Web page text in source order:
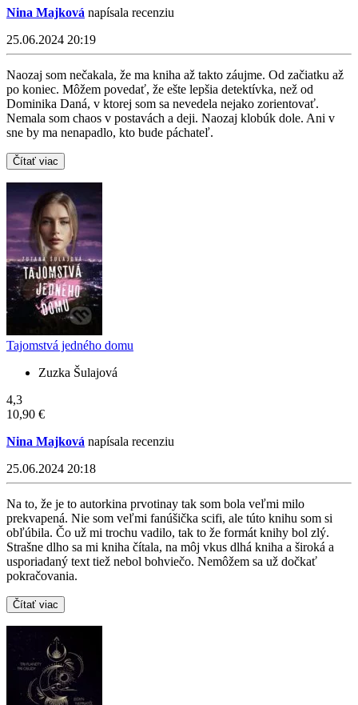
Nina Majková napísala recenziu
25.06.2024 20:19
Naozaj som nečakala, že ma kniha až takto záujme. Od začiatku až
po koniec. Môžem povedať, že ešte lepšia detektívka, než od
Dominika Daná, v ktorej som sa nevedela nejako zorientovať.
Nemala som chaos v postavách a deji. Naozaj klobúk dole. Ani v
sne by ma nenapadlo, kto bude páchateľ.
Čítať viac
Tajomstvá jedného domu
Zuzka Šulajová
4,3
10,90 €
Nina Majková napísala recenziu
25.06.2024 20:18
Na to, že je to autorkina prvotinay tak som bola veľmi milo
prekvapená. Nie som veľmi fanúšička scifi, ale túto knihu som si
obľúbila. Čo už mi trochu vadilo, tak to že formát knihy bol zlý.
Strašne dlho sa mi kniha čítala, na môj vkus dlhá kniha a široká a
usporiadaný text tiež nebol bohviečo. Nemôžem sa už dočkať
pokračovania.
Čítať viac